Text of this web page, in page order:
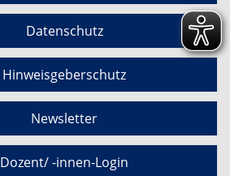
Datenschutz
Hinweisgeberschutz
Newsletter
Dozent/ -innen-Login